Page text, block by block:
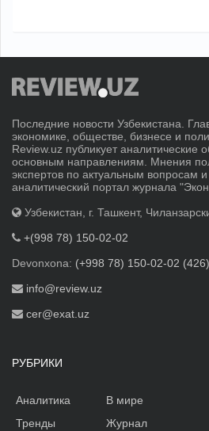
Последние новости Узбекистана.
экономике, обществе, бизнесе и
Review.uz публикует аналитические
основным направлениям. Мнения
экспертов по актуальным
аналитический портал журнала
Узбекистан, г. Ташкент,
+(998 78) 150-02-02
Devonxona: (+998 78) 150-02-02 (426)
info@review.uz
cer@exat.uz
РУБРИКИ
Аналитика
Тренды
В мире
Журнал